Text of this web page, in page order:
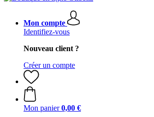
Mon compte
Identifiez-vous
Nouveau client ?
Créer un compte
Mon panier 0,00 €